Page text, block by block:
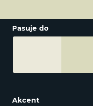
Pasuje do
Akcent